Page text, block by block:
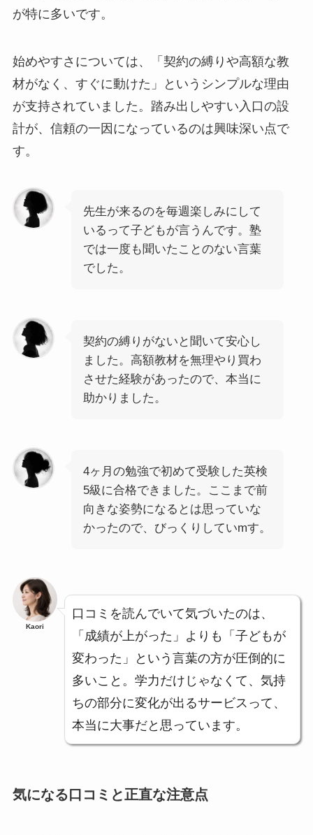
が特に多いです。
始めやすさについては、「契約の縛りや高額な教
材がなく、すぐに動けた」というシンプルな理由
が支持されていました。踏み出しやすい入口の設
計が、信頼の一因になっているのは興味深い点で
す。
先生が来るのを毎週楽しみにして
いるって子どもが言うんです。塾
では一度も聞いたことのない言葉
でした。
契約の縛りがないと聞いて安心し
ました。高額教材を無理やり買わ
させた経験があったので、本当に
助かりました。
4ヶ月の勉強で初めて受験した英検
5級に合格できました。ここまで前
向きな姿勢になるとは思っていな
かったので、びっくりしていmす。
Kaori
口コミを読んでいて気づいたのは、
「成績が上がった」よりも「子どもが
変わった」という言葉の方が圧倒的に
多いこと。学力だけじゃなくて、気持
ちの部分に変化が出るサービスって、
本当に大事だと思っています。
気になる口コミと正直な注意点